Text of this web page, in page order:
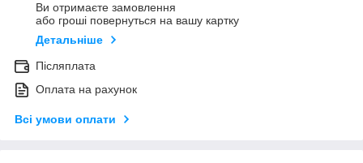
Ви отримаєте замовлення
або гроші повернуться на вашу картку
Детальніше
Післяплата
Оплата на рахунок
Всі умови оплати